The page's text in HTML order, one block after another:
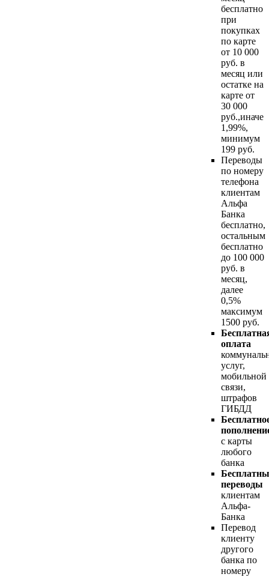
бесплатно
при
покупках
по карте
от 10 000
руб. в
месяц или
остатке на
карте от
30 000
руб.,иначе
1,99%,
минимум
199 руб.
Переводы
по номеру
телефона
клиентам
Альфа
Банка
бесплатно,
остальным
бесплатно
до 100 000
руб. в
месяц,
далее
0,5%
максимум
1500 руб.
оплата
услуг,
мобильной
связи,
штрафов
ГИБДД
с карты
любого
банка
переводы
клиентам
Альфа-
Банка
Перевод
клиенту
другого
банка по
номеру